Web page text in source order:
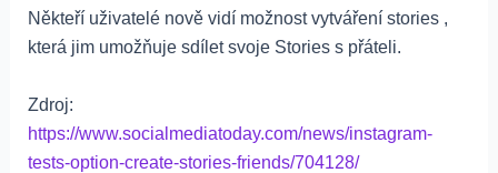
Někteří uživatelé nově vidí možnost vytváření stories ,
která jim umožňuje sdílet svoje Stories s přáteli.
Zdroj:
https://www.socialmediatoday.com/news/instagram-
tests-option-create-stories-friends/704128/